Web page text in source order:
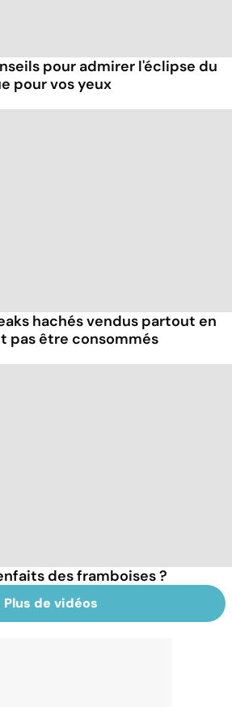
pour admirer l'éclipse du
pour vos yeux
hachés vendus partout en
pas être consommés
des framboises ?
Plus de vidéos